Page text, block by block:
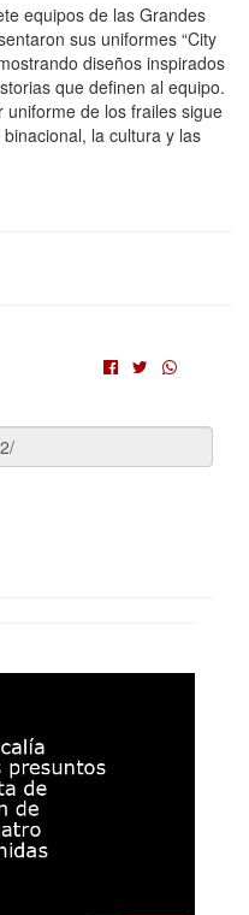
equipos de las Grandes
sus uniformes “City
diseños inspirados
que definen al equipo.
de los frailes sigue
la cultura y las